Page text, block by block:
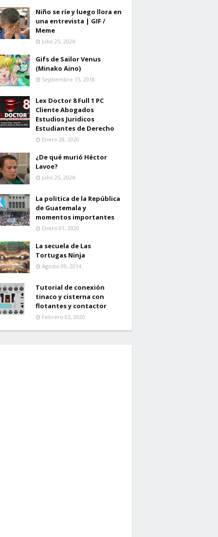
Niño se ríe y luego llora en
una entrevista | GIF /
Meme
Julio 25, 2024
Gifs de Sailor Venus
(Minako Aino)
Septiembre 15, 2018
Lex Doctor 8 Full 1 PC
Cliente Abogados
Estudios Juridicos
Estudiantes de Derecho
Enero 28, 2020
¿De qué murió Héctor
Lavoe?
Julio 25, 2024
La politica de la República
de Guatemala y
momentos importantes
Enero 01, 2020
La secuela de Las
Tortugas Ninja
Agosto 09, 2014
Tutorial de conexión
tinaco y cisterna con
flotantes y contactor
Febrero 03, 2020